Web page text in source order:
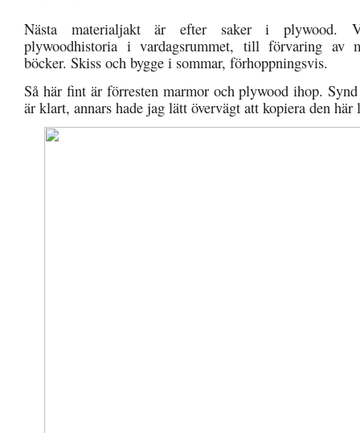
Nästa materialjakt är efter saker i plywood.
plywoodhistoria i vardagsrummet, till förvaring av
böcker. Skiss och bygge i sommar, förhoppningsvis.
Så här fint är förresten marmor och plywood ihop.
är klart, annars hade jag lätt övervägt att kopiera den här